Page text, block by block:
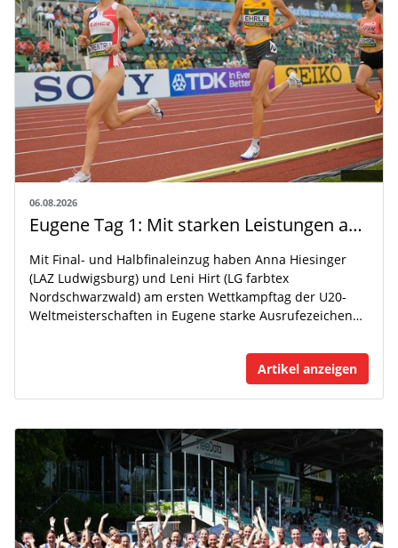
06.08.2026
Eugene Tag 1: Mit starken Leistungen auf der WM-Bühne
Mit Final- und Halbfinaleinzug haben Anna Hiesinger
(LAZ Ludwigsburg) und Leni Hirt (LG farbtex
Nordschwarzwald) am ersten Wettkampftag der U20-
Weltmeisterschaften in Eugene starke Ausrufezeichen…
Artikel anzeigen